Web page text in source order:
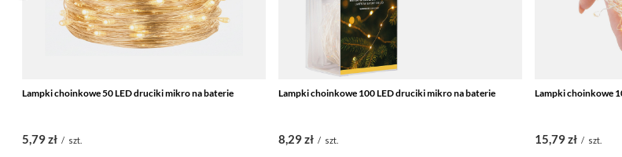
Lampki choinkowe 50 LED druciki mikro na baterie
5,79 zł / szt.
Lampki choinkowe 100 LED druciki mikro na baterie
8,29 zł / szt.
Lampki choinkowe
15,79 zł / szt.